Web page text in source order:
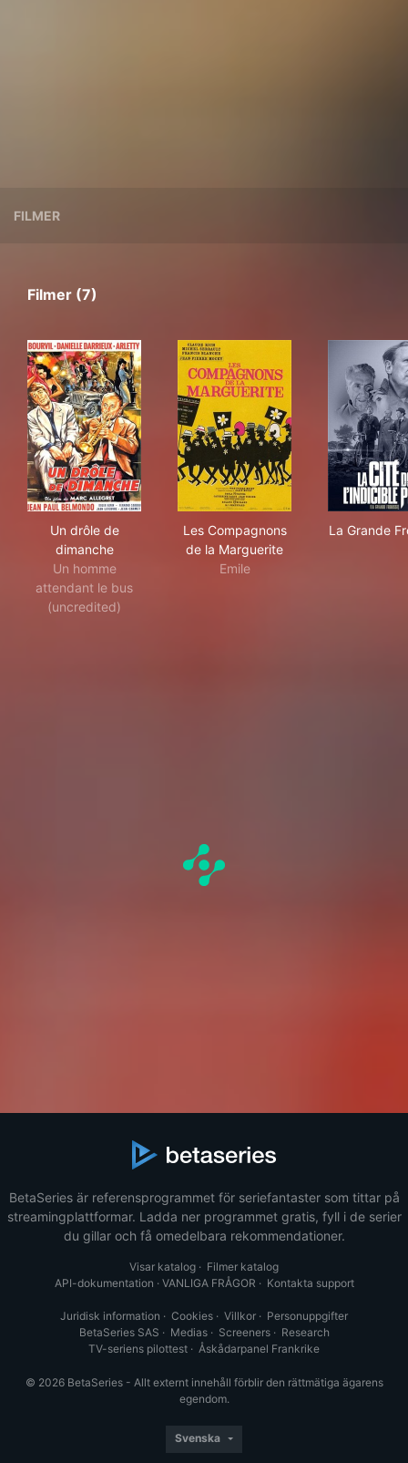
FILMER
Filmer (7)
Un drôle de
dimanche
Un homme
attendant le bus
(uncredited)
Les Compagnons
de la Marguerite
Emile
La Grande
BetaSeries är referensprogrammet för seriefantaster som tittar på
streamingplattformar. Ladda ner programmet gratis, fyll i de serier
du gillar och få omedelbara rekommendationer.
Visar katalog · Filmer katalog
API-dokumentation · VANLIGA FRÅGOR · Kontakta support
Juridisk information · Cookies · Villkor · Personuppgifter
BetaSeries SAS · Medias· Screeners· Research
TV-seriens pilottest · Åskådarpanel Frankrike
© 2026 BetaSeries - Allt externt innehåll förblir den rättmätiga ägarens
egendom.
Svenska